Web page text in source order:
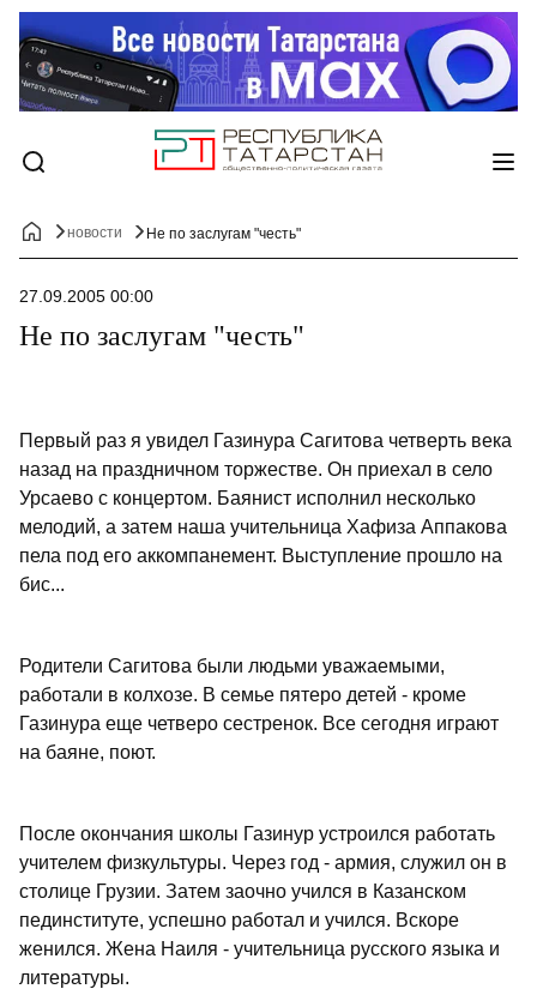
новости Не по заслугам "честь"
27.09.2005 00:00
Не по заслугам "честь"
Первый раз я увидел Газинура Сагитова четверть века
назад на праздничном торжестве. Он приехал в село
Урсаево с концертом. Баянист исполнил несколько
мелодий, а затем наша учительница Хафиза Аппакова
пела под его аккомпанемент. Выступление прошло на
бис...
Родители Сагитова были людьми уважаемыми,
работали в колхозе. В семье пятеро детей - кроме
Газинура еще четверо сестренок. Все сегодня играют
на баяне, поют.
После окончания школы Газинур устроился работать
учителем физкультуры. Через год - армия, служил он в
столице Грузии. Затем заочно учился в Казанском
пединституте, успешно работал и учился. Вскоре
женился. Жена Наиля - учительница русского языка и
литературы.